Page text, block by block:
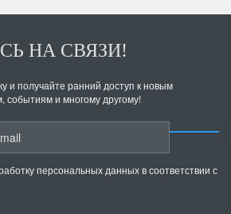
НА СВЯЗИ!
и получайте ранний доступ к новым
событиям и многому другому!
персональных данных в соответствии с